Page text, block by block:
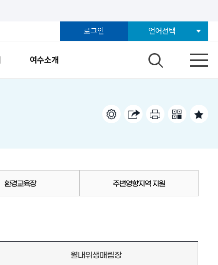
로그인 언어선택
여수소개
환경교육장 주변영향지역 지원
월내위생매립장